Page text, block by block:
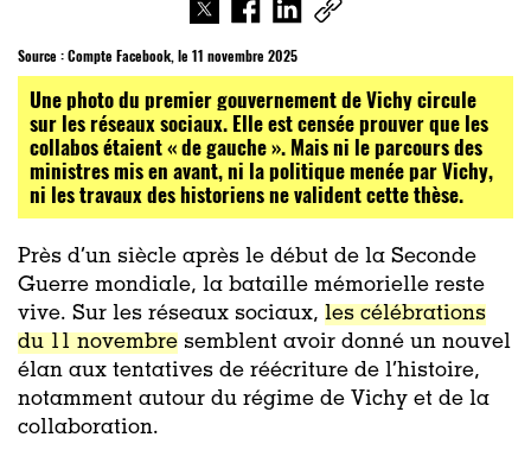
Source :Compte Facebook, le 11 novembre 2025
Une photo du premier gouvernement de Vichy circule
sur les réseaux sociaux. Elle est censée prouver que les
collabos étaient « de gauche ». Mais ni le parcours des
ministres mis en avant, ni la politique menée par Vichy,
ni les travaux des historiens ne valident cette thèse.
Près d’un siècle après le début de la Seconde
Guerre mondiale, la bataille mémorielle reste
vive. Sur les réseaux sociaux, les célébrations
du 11 novembre semblent avoir donné un nouvel
élan aux tentatives de réécriture de l’histoire,
notamment autour du régime de Vichy et de la
collaboration.